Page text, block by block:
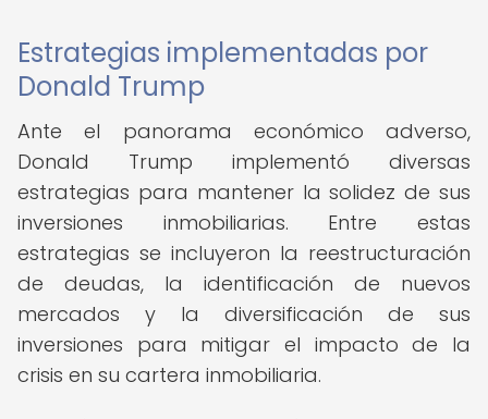
Estrategias implementadas por
Donald Trump
Ante el panorama económico adverso,
Donald Trump implementó diversas
estrategias para mantener la solidez de sus
inversiones inmobiliarias. Entre estas
estrategias se incluyeron la reestructuración
de deudas, la identificación de nuevos
mercados y la diversificación de sus
inversiones para mitigar el impacto de la
crisis en su cartera inmobiliaria.